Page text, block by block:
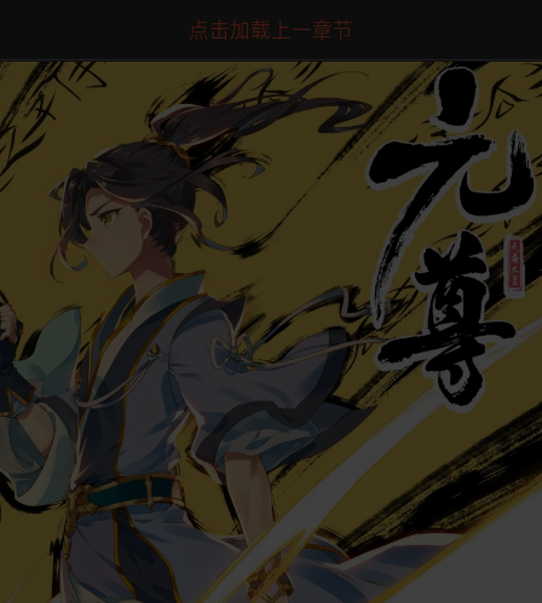
点击加载上一章节